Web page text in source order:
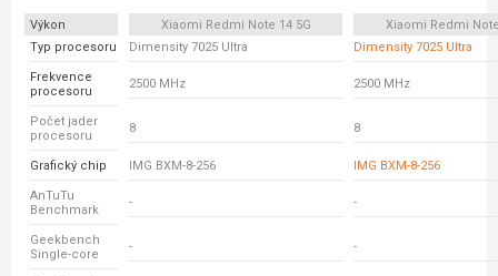
Výkon Xiaomi Redmi Note 14 5G
Xiaomi Redmi
Typ procesoru
Dimensity 7025 Ultra Dimensity 7025 Ultra
Frekvence
procesoru
2500 MHz 2500 MHz
Počet jader
procesoru
8 8
Grafický chip IMG BXM-8-256 IMG BXM-8-256
AnTuTu
Benchmark
- -
Geekbench
Single-core
- -